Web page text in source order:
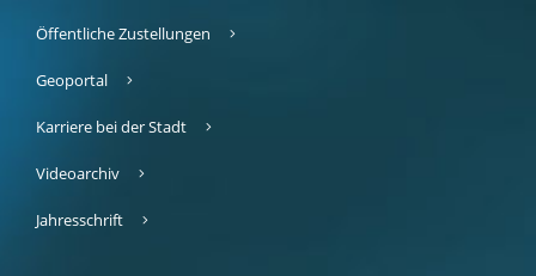
Öffentliche Zustellungen
Geoportal
Karriere bei der Stadt
Videoarchiv
Jahresschrift